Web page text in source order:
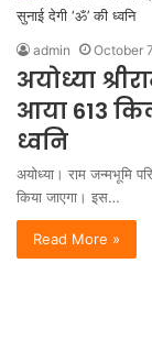
admin October
अयोध्या
आया 613
ध्वनि
अयोध्या। राम जन्मभूमि
किया जाएगा। इस…
Read More »